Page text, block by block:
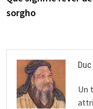
de
l’article
sorgho
Un